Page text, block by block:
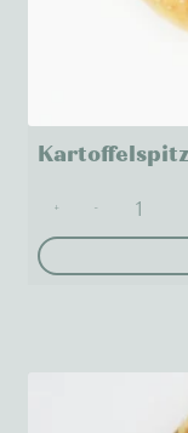
Kartoffelspitz
+ -